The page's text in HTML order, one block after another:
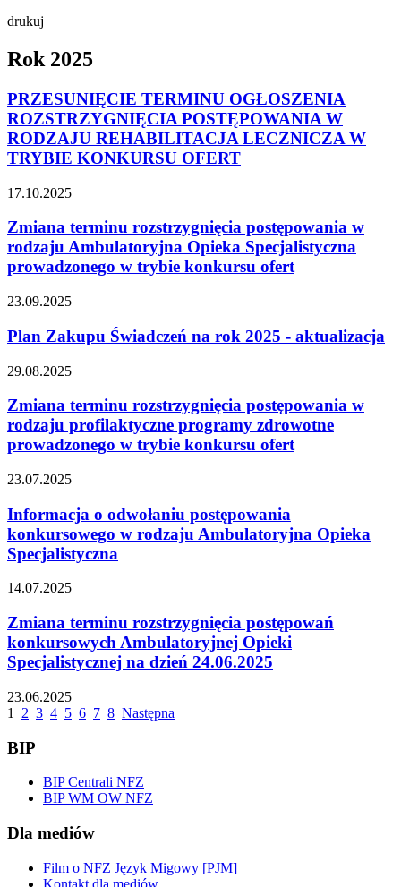
drukuj
Rok 2025
PRZESUNIĘCIE TERMINU OGŁOSZENIA
ROZSTRZYGNIĘCIA POSTĘPOWANIA W
RODZAJU REHABILITACJA LECZNICZA W
TRYBIE KONKURSU OFERT
17.10.2025
Zmiana terminu rozstrzygnięcia postępowania w
rodzaju Ambulatoryjna Opieka Specjalistyczna
prowadzonego w trybie konkursu ofert
23.09.2025
Plan Zakupu Świadczeń na rok 2025 - aktualizacja
29.08.2025
Zmiana terminu rozstrzygnięcia postępowania w
rodzaju profilaktyczne programy zdrowotne
prowadzonego w trybie konkursu ofert
23.07.2025
Informacja o odwołaniu postępowania
konkursowego w rodzaju Ambulatoryjna Opieka
Specjalistyczna
14.07.2025
Zmiana terminu rozstrzygnięcia postępowań
konkursowych Ambulatoryjnej Opieki
Specjalistycznej na dzień 24.06.2025
23.06.2025
1
2 3 4 5 6 7 8 Następna
BIP
BIP Centrali NFZ
BIP WM OW NFZ
Dla mediów
Film o NFZ Język Migowy [PJM]
Kontakt dla mediów